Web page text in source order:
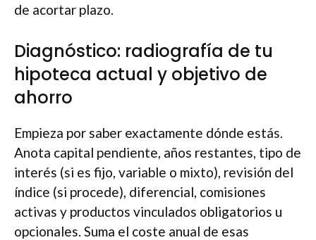
de acortar plazo.
Diagnóstico: radiografía de tu
hipoteca actual y objetivo de
ahorro
Empieza por saber exactamente dónde estás.
Anota capital pendiente, años restantes, tipo de
interés (si es fijo, variable o mixto), revisión del
índice (si procede), diferencial, comisiones
activas y productos vinculados obligatorios u
opcionales. Suma el coste anual de esas